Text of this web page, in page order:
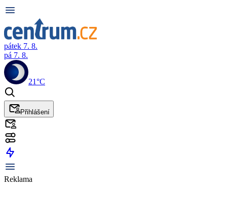
pátek 7. 8.
pá 7. 8.
21°C
Přihlášení
Reklama